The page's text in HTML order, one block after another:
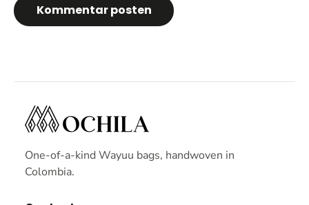
Kommentar posten
One-of-a-kind Wayuu bags, handwoven in
Colombia.